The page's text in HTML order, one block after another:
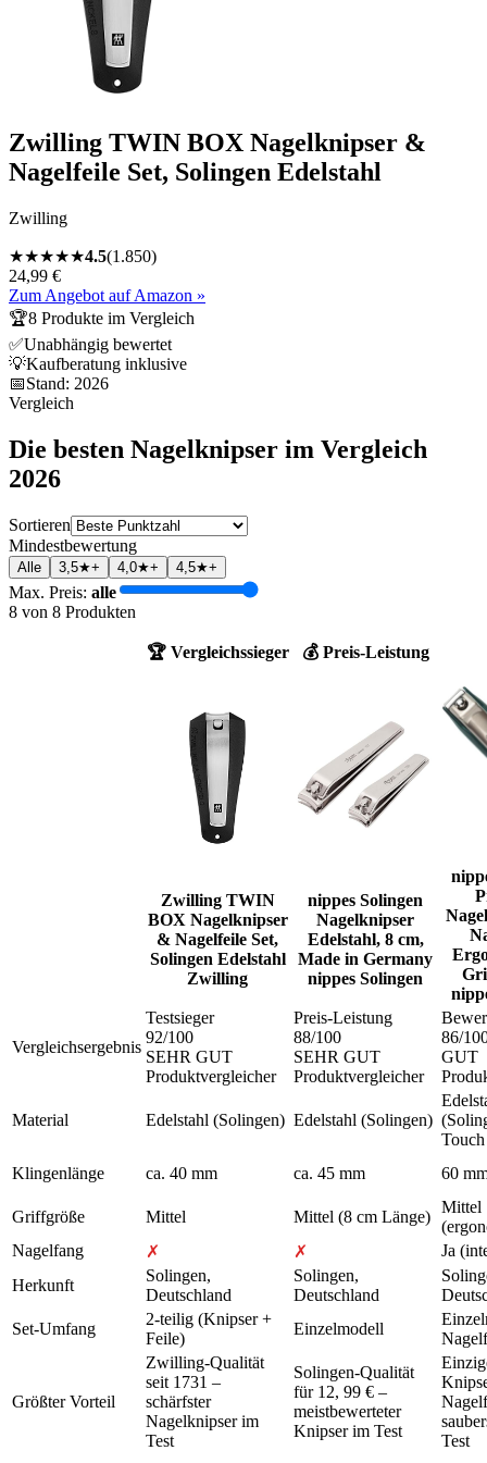
Zwilling TWIN BOX Nagelknipser &
Nagelfeile Set, Solingen Edelstahl
Zwilling
★★★★★4.5(1.850)
24,99 €
Zum Angebot auf Amazon »
🏆8 Produkte im Vergleich
✅Unabhängig bewertet
💡Kaufberatung inklusive
📅Stand: 2026
Vergleich
Die besten Nagelknipser im Vergleich
2026
Sortieren
Mindestbewertung
Alle 3,5★+ 4,0★+ 4,5★+
Max. Preis: alle
8 von 8 Produkten
🏆 Vergleichssieger
Zwilling TWIN
BOX Nagelknipser
& Nagelfeile Set,
Solingen Edelstahl
Zwilling
💰 Preis-Leistung
nippes Solingen
Nagelknipser
Edelstahl, 8 cm,
Made in Germany
nippes Solingen
Vergleichsergebnis
Testsieger
92/100
SEHR GUT
Produktvergleicher
Preis-Leistung
88/100
SEHR GUT
Produktvergleicher
86/
GUT
Material Edelstahl (Solingen) Edelstahl (Solingen)
Touch
Klingenlänge
ca. 40 mm ca. 45 mm 60
Griffgröße Mittel Mittel (8 cm Länge)
Mittel
Nagelfang
✗ ✗
Ja
Herkunft
Solingen,
Deutschland
Solingen,
Deutschland
Set-Umfang
2-teilig (Knipser +
Feile)
Einzelmodell
Größter Vorteil
Zwilling-Qualität
seit 1731 –
schärfster
Nagelknipser im
Test
Solingen-Qualität
für 12, 99 € –
meistbewerteter
Knipser im Test
Test